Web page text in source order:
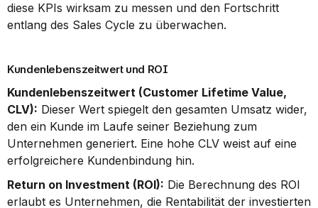
diese KPIs wirksam zu messen und den Fortschritt
entlang des Sales Cycle zu überwachen.
Kundenlebenszeitwert und ROI
Kundenlebenszeitwert (Customer Lifetime Value,
CLV): Dieser Wert spiegelt den gesamten Umsatz wider,
den ein Kunde im Laufe seiner Beziehung zum
Unternehmen generiert. Eine hohe CLV weist auf eine
erfolgreichere Kundenbindung hin.
Return on Investment (ROI): Die Berechnung des ROI
erlaubt es Unternehmen, die Rentabilität der investierten